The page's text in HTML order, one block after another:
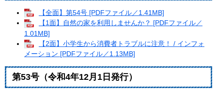
【全面】第54号 [PDFファイル／1.41MB]
【1面】自然の家を利用しませんか？ [PDFファイル／
1.01MB]
【2面】小学生から消費者トラブルに注意！ / インフォ
メーション [PDFファイル／1.13MB]
第53号（令和4年12月1日発行）